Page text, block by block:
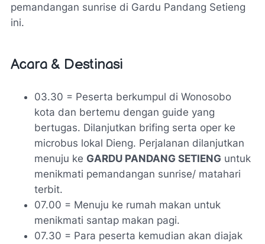
pemandangan sunrise di Gardu Pandang Setieng
ini.
Acara & Destinasi
03.30 = Peserta berkumpul di Wonosobo
kota dan bertemu dengan guide yang
bertugas. Dilanjutkan brifing serta oper ke
microbus lokal Dieng. Perjalanan dilanjutkan
menuju ke GARDU PANDANG SETIENG untuk
menikmati pemandangan sunrise/ matahari
terbit.
07.00 = Menuju ke rumah makan untuk
menikmati santap makan pagi.
07.30 = Para peserta kemudian akan diajak